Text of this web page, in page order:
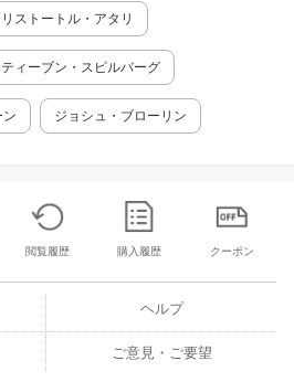
ストートル・アタリ
ィーブン・スピルバーグ
ン ジョシュ・ブローリン
閲覧履歴 購入履歴 クーポン
ヘルプ
ご意見・ご要望